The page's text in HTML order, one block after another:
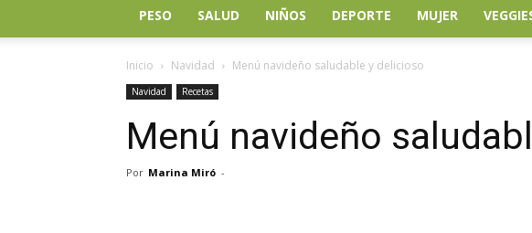
PESO SALUD NIÑOS DEPORTE MUJER
Inicio Navidad Menú navideño saludable y delicioso
Navidad Recetas
Menú navideño
Por Marina Miró -